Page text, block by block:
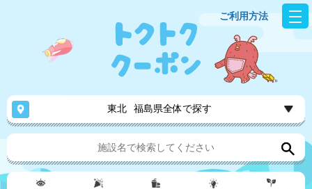
ご利用方法
東北 福島県全体で探す